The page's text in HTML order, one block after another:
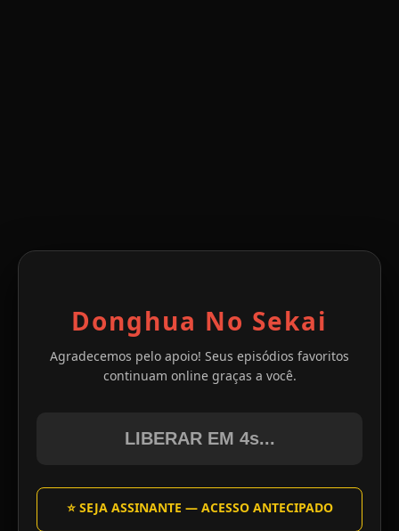
Donghua No Sekai
Agradecemos pelo apoio! Seus episódios favoritos
continuam online graças a você.
LIBERAR EM 4s...
⭐ SEJA ASSINANTE — ACESSO ANTECIPADO